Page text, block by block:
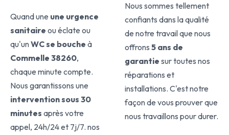
Quand une une urgence
sanitaire ou éclate ou
qu'unWC se bouche à
Commelle 38260,
chaque minute compte.
Nous garantissons une
intervention sous 30
minutes après votre
appel, 24h/24 et 7j/7. nos
Nous sommes tellement
confiants dans la qualité
de notre travail que nous
offrons 5 ans de
garantie sur toutes nos
réparations et
installations. C'est notre
façon de vous prouver que
nous travaillons pour durer.